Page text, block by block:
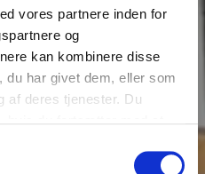
vores partnere inden for
og
kan kombinere disse
du har givet dem, eller som
af deres tjenester. Du